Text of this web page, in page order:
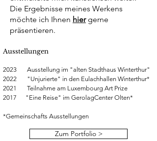
Die Ergebnisse meines Werkens
möchte ich Ihnen hiergerne
präsentieren.
Ausstellungen
2023 Ausstellung im "alten Stadthaus Winterthur"
2022 "Unjurierte" in den Eulachhallen Winterthur*
2021 Teilnahme am Luxembourg Art Prize
2017 "Eine Reise" im GerolagCenter Olten*
*Gemeinschafts Ausstellungen
Zum Portfolio >